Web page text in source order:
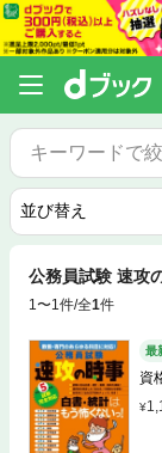
公務員試験 速攻
1〜1件/全1件
最
資